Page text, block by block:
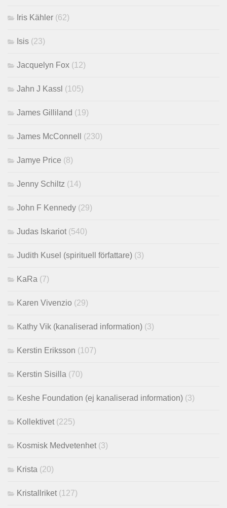
Iris Kähler (62)
Isis (23)
Jacquelyn Fox (12)
Jahn J Kassl (105)
James Gilliland (19)
James McConnell (230)
Jamye Price (8)
Jenny Schiltz (14)
John F Kennedy (29)
Judas Iskariot (540)
Judith Kusel (spirituell författare) (3)
KaRa (7)
Karen Vivenzio (29)
Kathy Vik (kanaliserad information) (3)
Kerstin Eriksson (107)
Kerstin Sisilla (70)
Keshe Foundation (ej kanaliserad information) (3)
Kollektivet (225)
Kosmisk Medvetenhet (3)
Krista (20)
Kristallriket (127)